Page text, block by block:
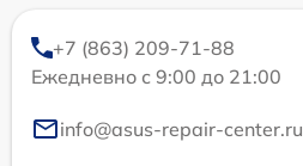
+7 (863) 209-71-88
Ежедневно с 9:00 до 21:00
info@asus-repair-center.ru